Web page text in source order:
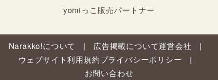
yomiっこ販売パートナー
Narakko!について 広告掲載について運営会社
ウェブサイト利用規約プライバシーポリシー
お問い合わせ